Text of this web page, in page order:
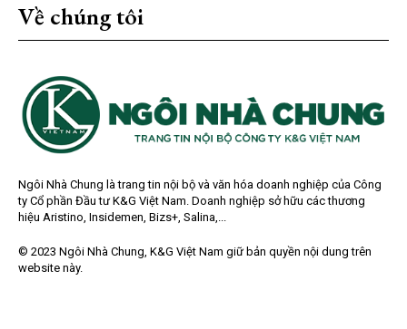
Về chúng tôi
Ngôi Nhà Chung là trang tin nội bộ và văn hóa doanh nghiệp của Công
ty Cổ phần Đầu tư K&G Việt Nam. Doanh nghiệp sở hữu các thương
hiệu Aristino, Insidemen, Bizs+, Salina,...
© 2023 Ngôi Nhà Chung, K&G Việt Nam giữ bản quyền nội dung trên
website này.